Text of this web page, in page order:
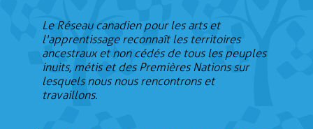
Le Réseau canadien pour les arts et
l'apprentissage reconnaît les territoires
ancestraux et non cédés de tous les peuples
inuits, métis et des Premières Nations sur
lesquels nous nous rencontrons et
travaillons.